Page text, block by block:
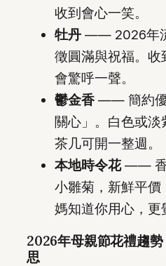
收到會心一笑。
牡丹 —— 2026年
徵圓滿與祝福。
會驚呼一聲。
鬱金香—— 簡約優
關心」。白色或
茶几可開一整週。
本地時令花—— 香
小雛菊，新鮮平價
媽知道你用心，更
2026年母親節花禮趨
思